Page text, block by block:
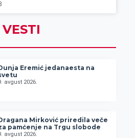
Eremić jedanaesta na
avgust 2026.
Mirković priredila veče
pamćenje na Trgu slobode
avgust 2026.